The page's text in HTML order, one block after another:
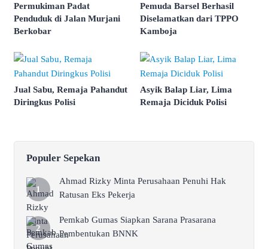
Permukiman Padat
Penduduk di Jalan Murjani
Berkobar
Pemuda Barsel Berhasil
Diselamatkan dari TPPO
Kamboja
Jual Sabu, Remaja Pahandut
Diringkus Polisi
Asyik Balap Liar, Lima
Remaja Diciduk Polisi
Populer Sepekan
Ahmad Rizky Minta Perusahaan Penuhi Hak
Ratusan Eks Pekerja
Pemkab Gumas Siapkan Sarana Prasarana
Pembentukan BNNK